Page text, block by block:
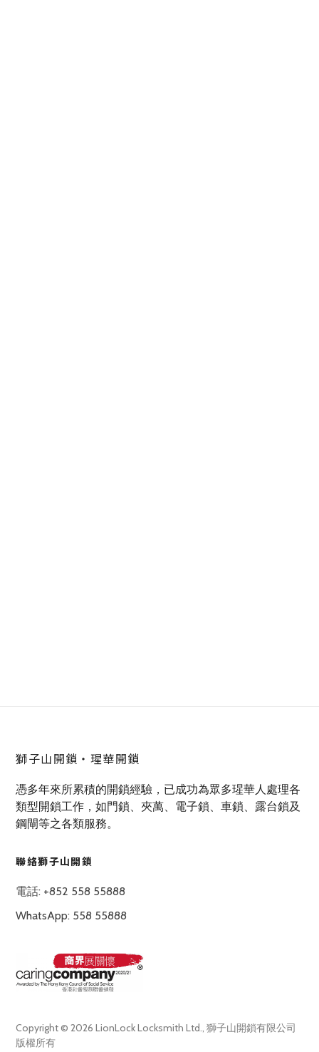
獅子山開鎖‧瑆華開鎖
憑多年來所累積的開鎖經驗，已成功為眾多瑆華人處理各
類型開鎖工作，如門鎖、夾萬、電子鎖、車鎖、露台鎖及
鋼閘等之各類服務。
聯絡獅子山開鎖
電話: +852 558 55888
WhatsApp: 558 55888
Copyright © 2026 LionLock Locksmith Ltd., 獅子山開鎖有限公司
版權所有